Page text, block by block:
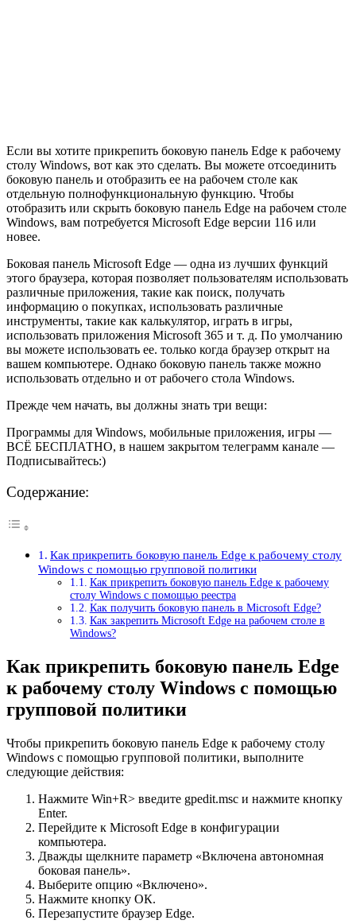
Если вы хотите прикрепить боковую панель Edge к рабочему
столу Windows, вот как это сделать. Вы можете отсоединить
боковую панель и отобразить ее на рабочем столе как
отдельную полнофункциональную функцию. Чтобы
отобразить или скрыть боковую панель Edge на рабочем столе
Windows, вам потребуется Microsoft Edge версии 116 или
новее.
Боковая панель Microsoft Edge — одна из лучших функций
этого браузера, которая позволяет пользователям использовать
различные приложения, такие как поиск, получать
информацию о покупках, использовать различные
инструменты, такие как калькулятор, играть в игры,
использовать приложения Microsoft 365 и т. д. По умолчанию
вы можете использовать ее. только когда браузер открыт на
вашем компьютере. Однако боковую панель также можно
использовать отдельно и от рабочего стола Windows.
Прежде чем начать, вы должны знать три вещи:
Программы для Windows, мобильные приложения, игры —
ВСЁ БЕСПЛАТНО, в нашем закрытом телеграмм канале —
Подписывайтесь:)
Содержание:
Как прикрепить боковую панель Edge к рабочему столу
Windows с помощью групповой политики
Как прикрепить боковую панель Edge к рабочему
столу Windows с помощью реестра
Как получить боковую панель в Microsoft Edge?
Как закрепить Microsoft Edge на рабочем столе в
Windows?
Как прикрепить боковую панель Edge
к рабочему столу Windows с помощью
групповой политики
Чтобы прикрепить боковую панель Edge к рабочему столу
Windows с помощью групповой политики, выполните
следующие действия:
Нажмите Win+R> введите gpedit.msc и нажмите кнопку
Enter.
Перейдите к Microsoft Edge в конфигурации
компьютера.
Дважды щелкните параметр «Включена автономная
боковая панель».
Выберите опцию «Включено».
Нажмите кнопку ОК.
Перезапустите браузер Edge.